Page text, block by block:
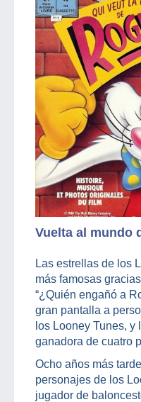
Vuelta al mundo
Las estrellas de los
más famosas
“¿Quién engañó a
gran pantalla a
los Looney Tunes, y
ganadora de cuatro
Ocho años más
personajes de los
jugador de